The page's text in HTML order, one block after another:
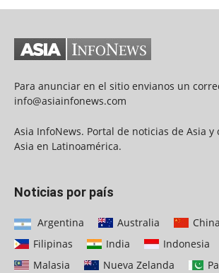
Para anunciar en el sitio envianos un
info@asiainfonews.com
Asia InfoNews. Portal de noticias de Asia y
Asia en Latinoamérica.
Noticias por país
Argentina Australia China
Filipinas
India Indonesia
Malasia
Nueva Zelanda